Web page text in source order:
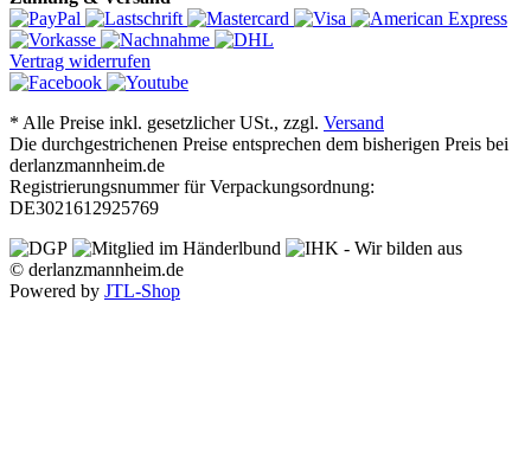
Vertrag widerrufen
* Alle Preise inkl. gesetzlicher USt., zzgl. Versand
Die durchgestrichenen Preise entsprechen dem bisherigen Preis bei
derlanzmannheim.de
Registrierungsnummer für Verpackungsordnung:
DE3021612925769
© derlanzmannheim.de
Powered by JTL-Shop